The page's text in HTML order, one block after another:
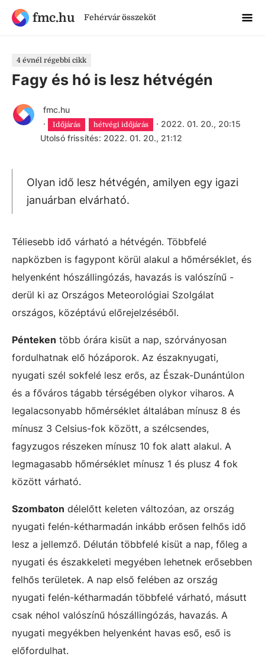
fmc.hu Fehérvár összeköt
4 évnél régebbi cikk
Fagy és hó is lesz hétvégén
fmc.hu
·
Időjárás hétvégi időjárás · 2022. 01. 20., 20:15
Utolsó frissítés: 2022. 01. 20., 21:12
Olyan idő lesz hétvégén, amilyen egy igazi
januárban elvárható.
Téliesebb idő várható a hétvégén. Többfelé
napközben is fagypont körül alakul a hőmérséklet, és
helyenként hószállingózás, havazás is valószínű -
derül ki az Országos Meteorológiai Szolgálat
országos, középtávú előrejelzéséből.
Pénteken több órára kisüt a nap, szórványosan
fordulhatnak elő hózáporok. Az északnyugati,
nyugati szél sokfelé lesz erős, az Észak-Dunántúlon
és a főváros tágabb térségében olykor viharos. A
legalacsonyabb hőmérséklet általában mínusz 8 és
mínusz 3 Celsius-fok között, a szélcsendes,
fagyzugos részeken mínusz 10 fok alatt alakul. A
legmagasabb hőmérséklet mínusz 1 és plusz 4 fok
között várható.
Szombaton délelőtt keleten változóan, az ország
nyugati felén-kétharmadán inkább erősen felhős idő
lesz a jellemző. Délután többfelé kisüt a nap, főleg a
nyugati és északkeleti megyében lehetnek erősebben
felhős területek. A nap első felében az ország
nyugati felén-kétharmadán többfelé várható, másutt
csak néhol valószínű hószállingózás, havazás. A
nyugati megyékben helyenként havas eső, eső is
előfordulhat.